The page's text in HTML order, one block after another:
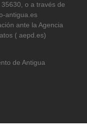
o a través de
antigua.es
ante la Agencia
( aepd.es)
de Antigua